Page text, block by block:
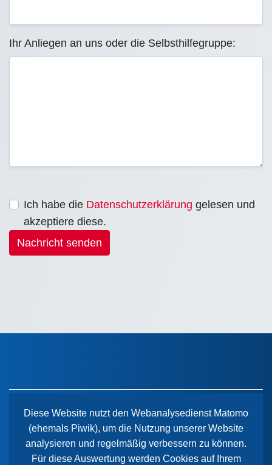
Ihr Anliegen an uns oder die Selbsthilfegruppe:
Ich habe die Datenschutzerklärung gelesen und
akzeptiere diese.
Nachricht senden
Der Paritätische Sachsen-Anhalt
Wiener Straße 2
Diese Website nutzt den Webanalysedienst Matomo
(ehemals Piwik), um die Nutzung unserer Website
analysieren und regelmäßig verbessern zu können.
Für diese Auswertung werden Cookies auf Ihrem